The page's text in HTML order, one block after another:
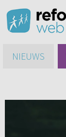
NIEUWS